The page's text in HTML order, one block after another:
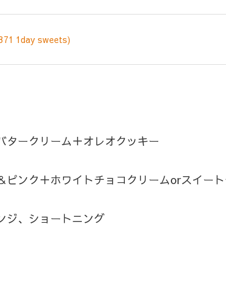
1day sweets)
タークリーム＋オレオクッキー
ンク＋ホワイトチョコクリームorスイー
ジ、ショートニング